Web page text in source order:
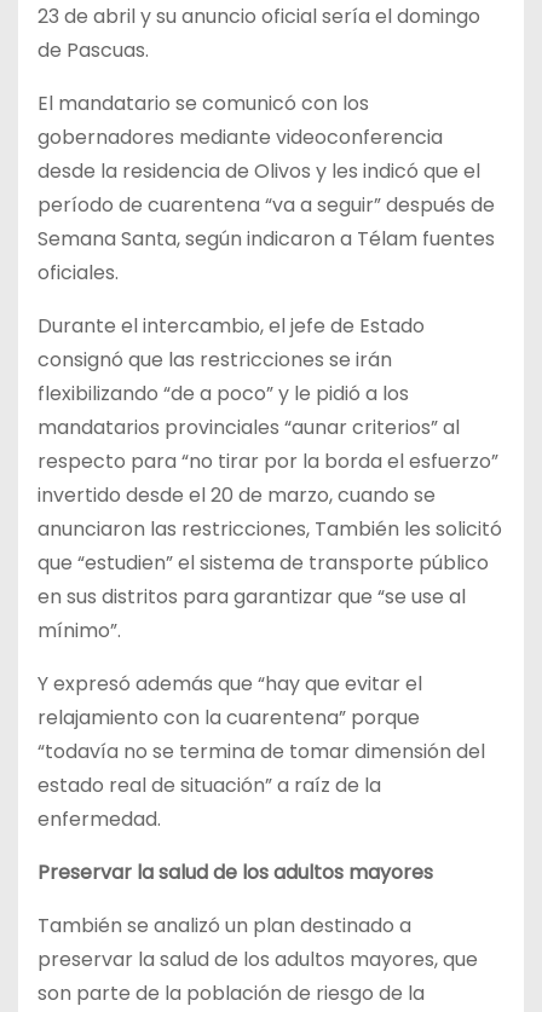
23 de abril y su anuncio oficial sería el domingo
de Pascuas.
El mandatario se comunicó con los
gobernadores mediante videoconferencia
desde la residencia de Olivos y les indicó que el
período de cuarentena “va a seguir” después de
Semana Santa, según indicaron a Télam fuentes
oficiales.
Durante el intercambio, el jefe de Estado
consignó que las restricciones se irán
flexibilizando “de a poco” y le pidió a los
mandatarios provinciales “aunar criterios” al
respecto para “no tirar por la borda el esfuerzo”
invertido desde el 20 de marzo, cuando se
anunciaron las restricciones, También les solicitó
que “estudien” el sistema de transporte público
en sus distritos para garantizar que “se use al
mínimo”.
Y expresó además que “hay que evitar el
relajamiento con la cuarentena” porque
“todavía no se termina de tomar dimensión del
estado real de situación” a raíz de la
enfermedad.
Preservar la salud de los adultos mayores
También se analizó un plan destinado a
preservar la salud de los adultos mayores, que
son parte de la población de riesgo de la